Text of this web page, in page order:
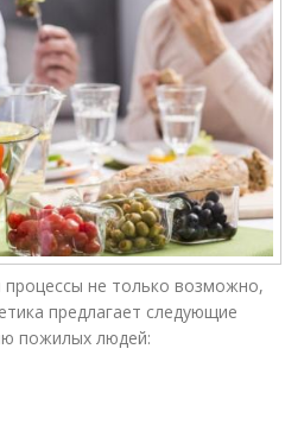
процессы не только возможно,
предлагает следующие
пожилых людей: